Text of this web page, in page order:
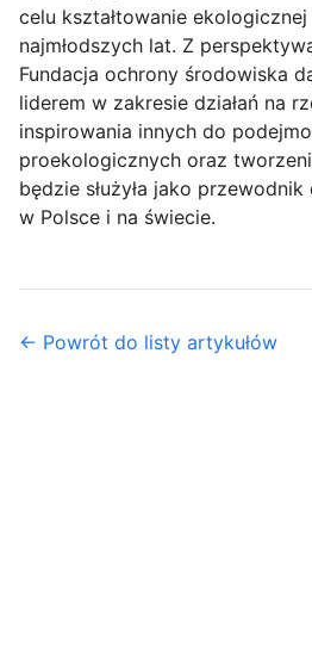
celu kształtowanie
najmłodszych lat. Z
Fundacja ochrony środowiska
liderem w zakresie działań na
inspirowania innych do
proekologicznych oraz
będzie służyła jako
w Polsce i na świecie.
← Powrót do listy artykułów